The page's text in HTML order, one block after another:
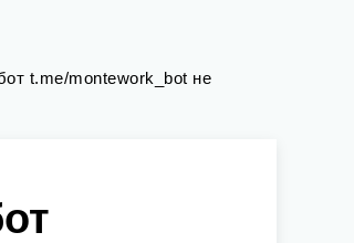
t.me/montework_bot не